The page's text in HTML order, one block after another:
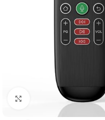
Klik om te vergroten